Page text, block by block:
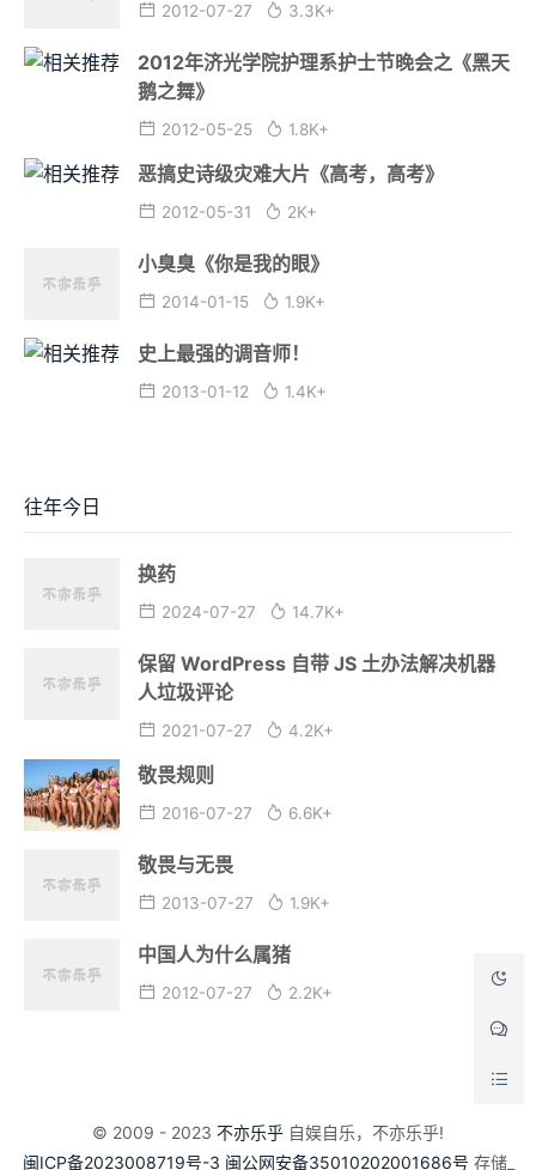
2012-07-27 3.3K+
2012年济光学院护理系护士节晚会之《黑天
鹅之舞》
2012-05-25 1.8K+
恶搞史诗级灾难大片《高考，高考》
2012-05-31 2K+
小臭臭《你是我的眼》
2014-01-15 1.9K+
史上最强的调音师！
2013-01-12 1.4K+
往年今日
换药
2024-07-27 14.7K+
保留 WordPress 自带 JS 土办法解决机器
人垃圾评论
2021-07-27 4.2K+
敬畏规则
2016-07-27 6.6K+
敬畏与无畏
2013-07-27 1.9K+
中国人为什么属猪
2012-07-27 2.2K+
© 2009 - 2023 不亦乐乎 自娱自乐，不亦乐乎!
闽ICP备2023008719号-3 闽公网安备35010202001686号 存储_